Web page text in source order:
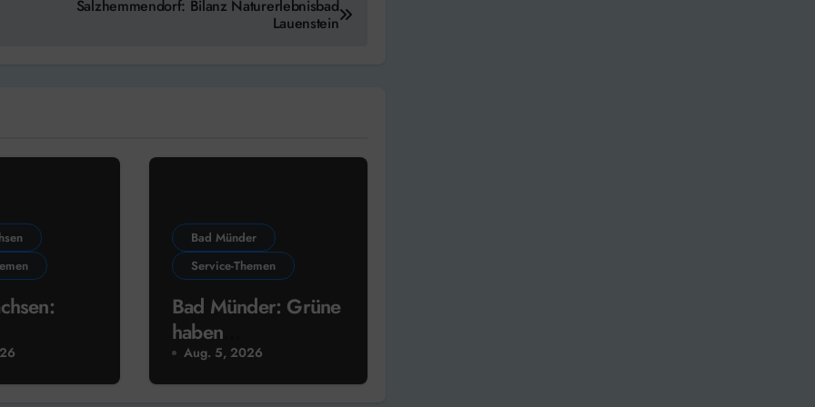
Salzhemmendorf: Bilanz Naturerlebnisbad
Lauenstein
Bad Münder
Service-Themen
Bad Münder: Grüne
haben
Wahlprogramm
beschlossen &
Aug. 5, 2026